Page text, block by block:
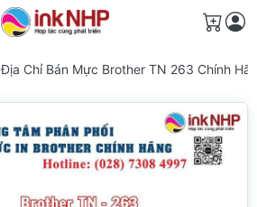
Giỏ
Địa Chỉ Bán Mực Brother TN 263 Chính